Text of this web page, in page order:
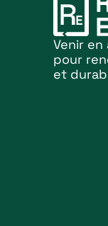
Venir
pour
et